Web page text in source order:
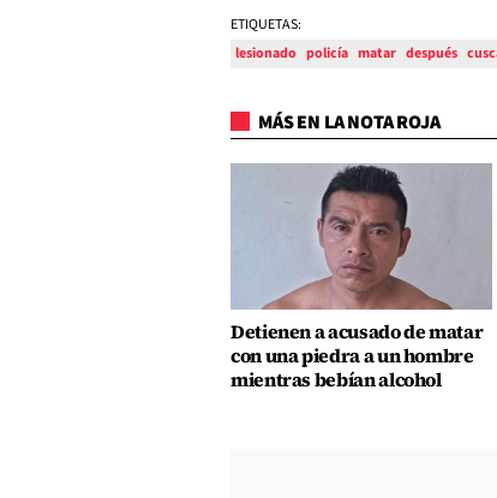
ETIQUETAS:
lesionado policía matar después
MÁS EN LA NOTA ROJA
Detienen a acusado de matar
con una piedra a un hombre
mientras bebían alcohol